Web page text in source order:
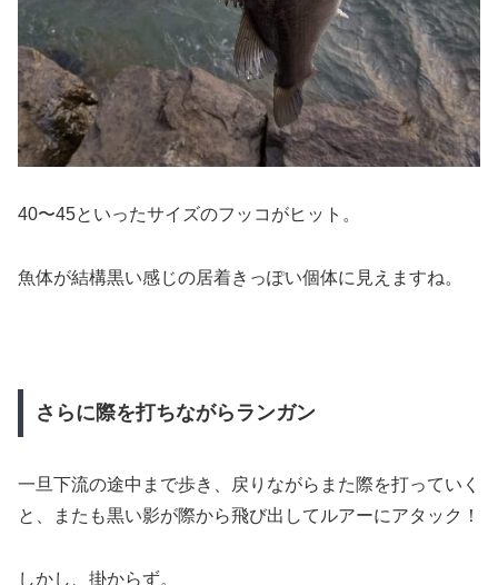
40〜45といったサイズのフッコがヒット。
魚体が結構黒い感じの居着きっぽい個体に見えますね。
さらに際を打ちながらランガン
一旦下流の途中まで歩き、戻りながらまた際を打っていく
と、またも黒い影が際から飛び出してルアーにアタック！
しかし、掛からず。